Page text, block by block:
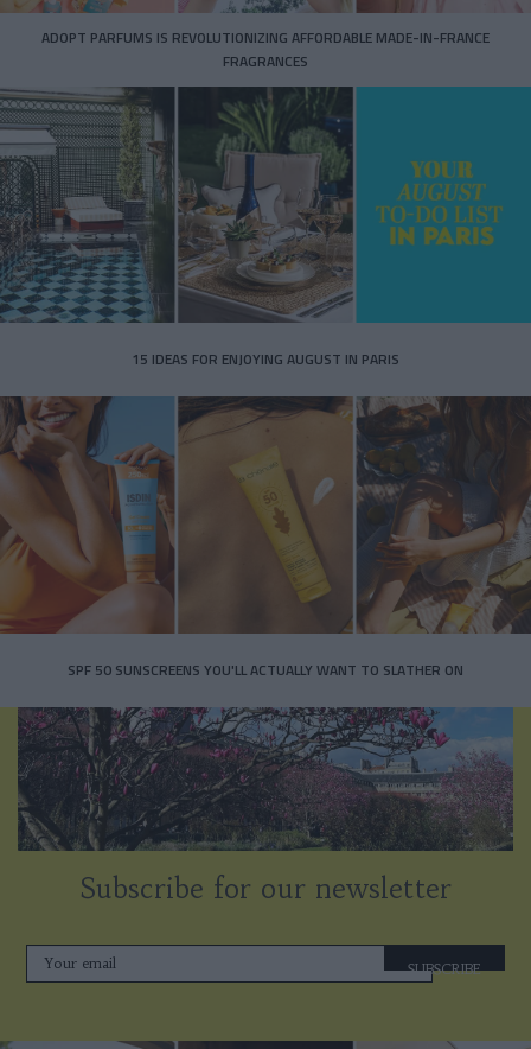
ADOPT PARFUMS IS REVOLUTIONIZING AFFORDABLE MADE-IN-FRANCE
FRAGRANCES
15 IDEAS FOR ENJOYING AUGUST IN PARIS
SPF 50 SUNSCREENS YOU'LL ACTUALLY WANT TO SLATHER ON
Subscribe for our newsletter
SUBSCRIBE